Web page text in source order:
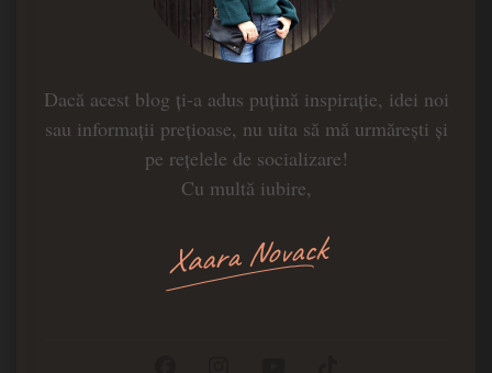
Dacă acest blog ți-a adus puțină inspirație, idei noi
sau informații prețioase, nu uita să mă urmărești și
pe rețelele de socializare!
Cu multă iubire,
Xaara Novack